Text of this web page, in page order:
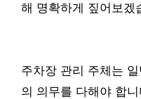
해 명확하게 짚어보겠
주차장 관리 주체는
의 의무를 다해야 합